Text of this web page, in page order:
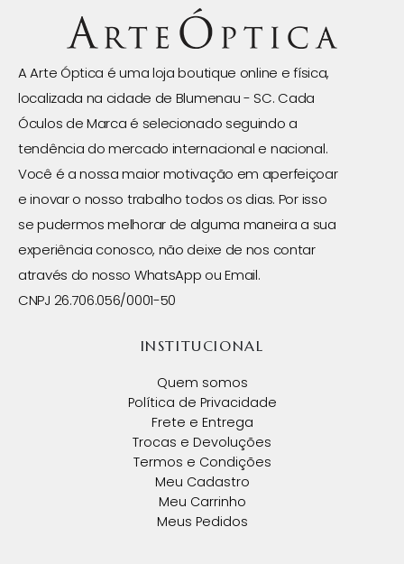
A Arte Óptica é uma loja boutique online e física,
localizada na cidade de Blumenau - SC. Cada
Óculos de Marca é selecionado seguindo a
tendência do mercado internacional e nacional.
Você é a nossa maior motivação em aperfeiçoar
e inovar o nosso trabalho todos os dias. Por isso
se pudermos melhorar de alguma maneira a sua
experiência conosco, não deixe de nos contar
através do nosso WhatsApp ou Email.
CNPJ 26.706.056/0001-50
INSTITUCIONAL
Quem somos
Política de Privacidade
Frete e Entrega
Trocas e Devoluções
Termos e Condições
Meu Cadastro
Meu Carrinho
Meus Pedidos